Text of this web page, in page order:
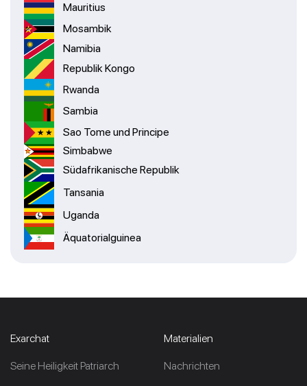
Mauritius
Mosambik
Namibia
Republik Kongo
Rwanda
Sambia
Sao Tome und Principe
Simbabwe
Südafrikanische Republik
Tansania
Uganda
Äquatorialguinea
Exarchat
Seine Heiligkeit Patriarch
Materialien
Nachrichten